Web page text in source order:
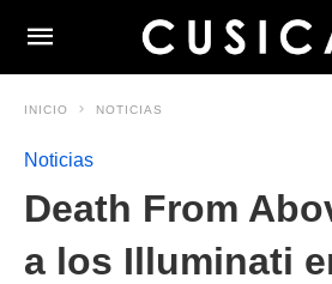
INICIO NOTICIAS
Noticias
Death From
a los Illuminati